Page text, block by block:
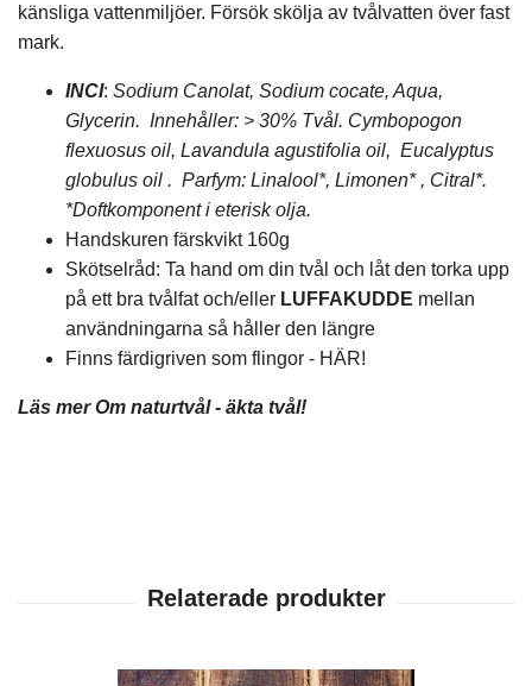
känsliga vattenmiljöer. Försök skölja av tvålvatten över fast
mark.
INCI: Sodium Canolat, Sodium cocate, Aqua,
Glycerin. Innehåller: > 30% Tvål. Cymbopogon
flexuosus oil, Lavandula agustifolia oil, Eucalyptus
globulus oil . Parfym: Linalool*, Limonen* , Citral*.
*Doftkomponent i eterisk olja.
Handskuren färskvikt 160g
Skötselråd: Ta hand om din tvål och låt den torka upp
på ett bra tvålfat och/eller LUFFAKUDDE mellan
användningarna så håller den längre
Finns färdigriven som flingor - HÄR!
Läs merOm naturtvål - äkta tvål!